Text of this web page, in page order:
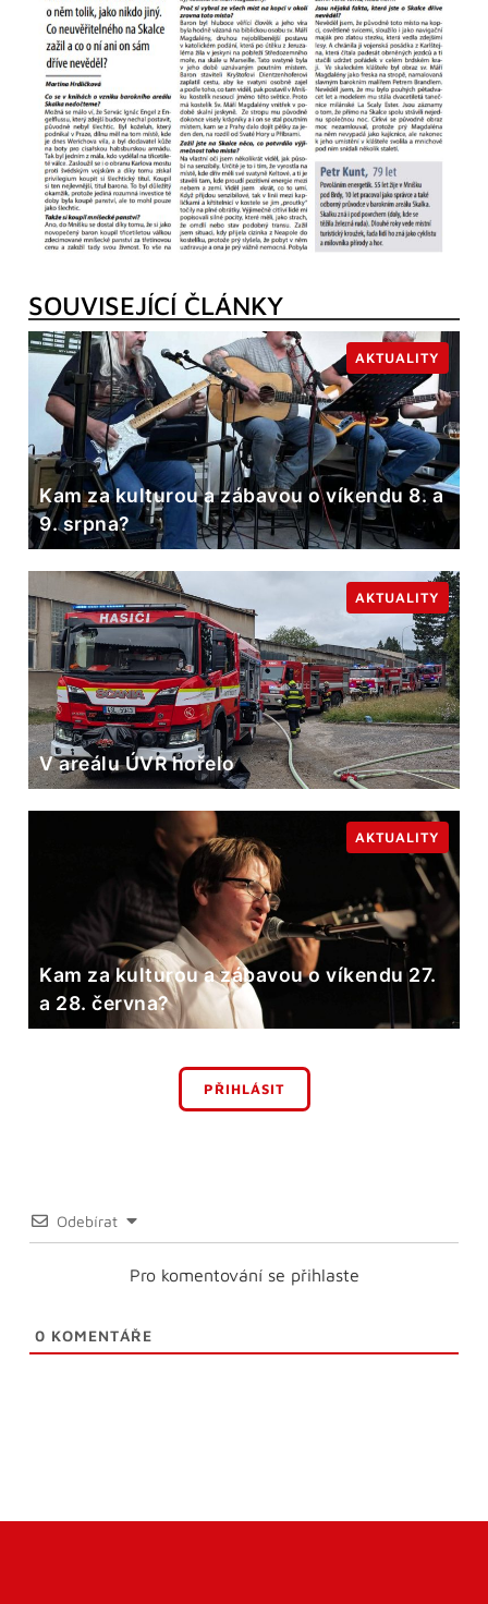
SOUVISEJÍCÍ ČLÁNKY
Kam za kulturou a zábavou o víkendu 8. a
9. srpna?
AKTUALITY
V areálu ÚVR hořelo
AKTUALITY
Kam za kulturou a zábavou o víkendu 27.
a 28. června?
AKTUALITY
PŘIHLÁSIT
Odebírat
Pro komentování se přihlaste
0 KOMENTÁŘE